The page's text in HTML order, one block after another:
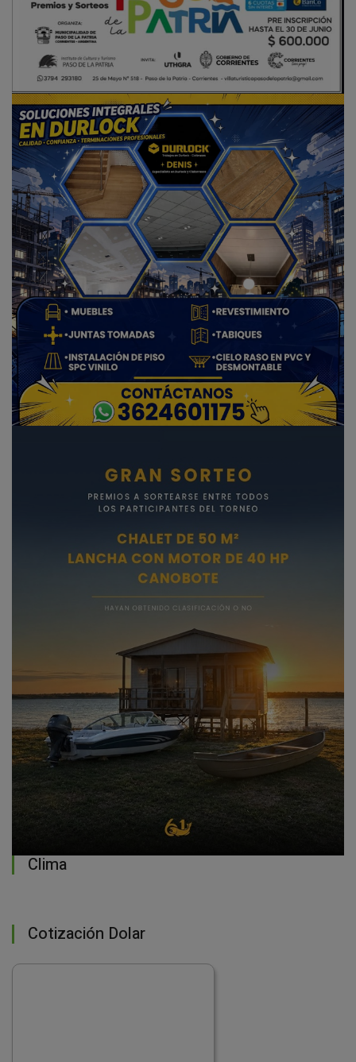
Clima
Cotización Dolar